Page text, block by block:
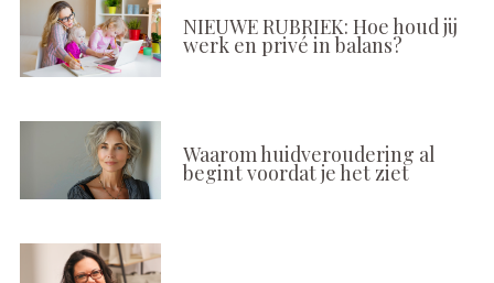
NIEUWE RUBRIEK: Hoe houd jij
werk en privé in balans?
Waarom huidveroudering al
begint voordat je het ziet